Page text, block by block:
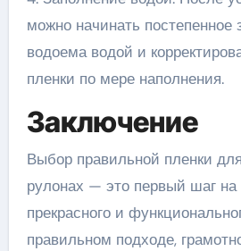
можно начинать постепенное
водоема водой и
пленки по мере наполнения.
Заключение
Выбор правильной пленки
рулонах — это первый шаг на
прекрасного и
правильном подходе,